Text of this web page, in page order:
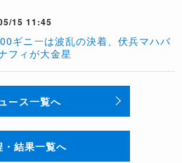
15 11:45
ギニーは波乱の決着、伏兵マハバ
フィが大金星
ース一覧へ
・結果一覧へ